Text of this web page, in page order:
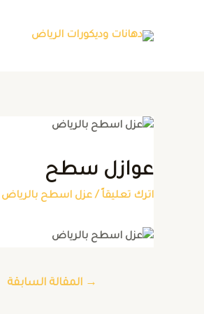
عوازل سطح
اترك تعليقاً /عزل اسطح بالرياض
→ المقالة السابقة